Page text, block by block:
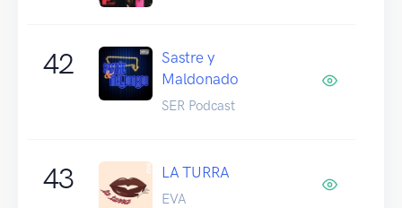
42
Sastre y
Maldonado
SER Podcast
43 LA TURRA
EVA